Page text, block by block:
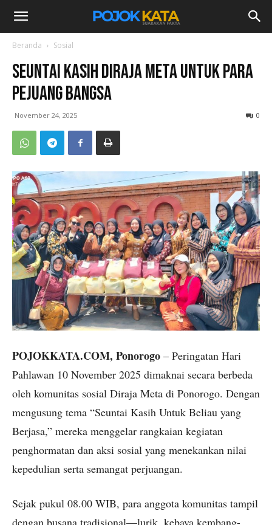
Beranda Sosial
Seuntai Kasih Diraja Meta untuk Para
Pejuang Bangsa
November 24, 2025 0
POJOKKATA.COM, Ponorogo – Peringatan Hari
Pahlawan 10 November 2025 dimaknai secara berbeda
oleh komunitas sosial Diraja Meta di Ponorogo. Dengan
mengusung tema “Seuntai Kasih Untuk Beliau yang
Berjasa,” mereka menggelar rangkaian kegiatan
penghormatan dan aksi sosial yang menekankan nilai
kepedulian serta semangat perjuangan.
Sejak pukul 08.00 WIB, para anggota komunitas tampil
dengan busana tradisional—lurik, kebaya kembang-